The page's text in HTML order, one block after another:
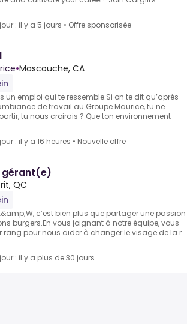
: il y a 5 jours • Offre sponsorisée
•Mascouche, CA
un emploi qui te ressemble.Si on te dit qu’après
de travail au Groupe Maurice, tu ne
tu nous croirais ? Que ton environnement
: il y a 16 heures • Nouvelle offre
QC
c’est bien plus que partager une passion
burgers.En vous joignant à notre équipe, vous
rang pour nous aider à changer le visage de la r...
: il y a plus de 30 jours